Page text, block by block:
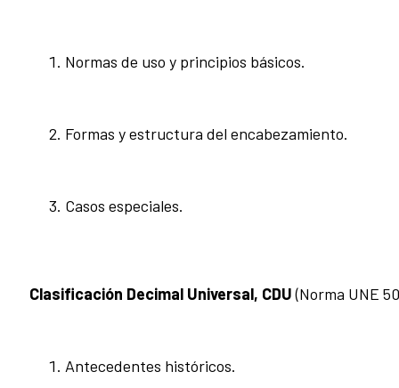
Normas de uso y principios básicos.
Formas y estructura del encabezamiento.
Casos especiales.
Clasificación Decimal Universal, CDU(Norma UNE
Antecedentes históricos.